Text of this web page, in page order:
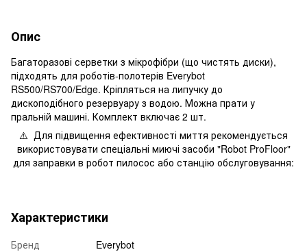
Опис
Багаторазові серветки з мікрофібри (що чистять диски),
підходять для роботів-полотерів Everybot
RS500/RS700/Edge. Кріпляться на липучку до
дископодібного резервуару з водою. Можна прати у
пральній машині. Комплект включає 2 шт.
⚠️ Для підвищення ефективності миття рекомендується
використовувати спеціальні миючі засоби "Robot ProFloor"
для заправки в робот пилосос або станцію обслуговування:
Характеристики
Бренд Everybot